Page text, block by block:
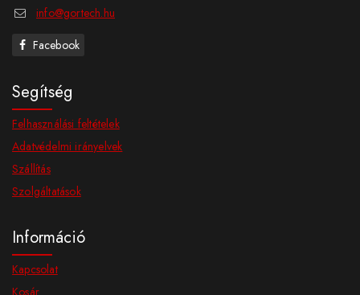
info@gortech.hu
Facebook
Segítség
Felhasználási feltételek
Adatvédelmi irányelvek
Szállítás
Szolgáltatások
Információ
Kapcsolat